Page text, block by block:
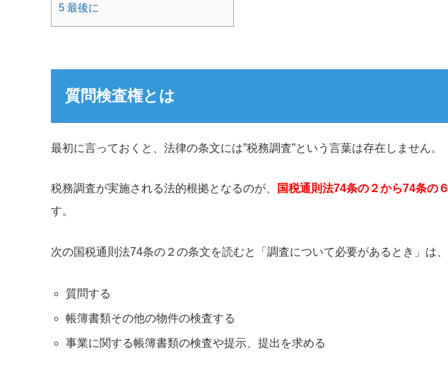
5 最後に
質問検査権とは
最初に言っておくと、法律の条文には”税務調査”という言葉は存在しません。
税務調査が実施される法的根拠となるのが、 国税通則法74条の２から74条の６
す。
次の国税通則法74条の２の条文を読むと「調査について必要があるとき」は、
質問する
帳簿書類その他の物件の検査する
事業に関する帳簿書類の検査や提示、提出を求める